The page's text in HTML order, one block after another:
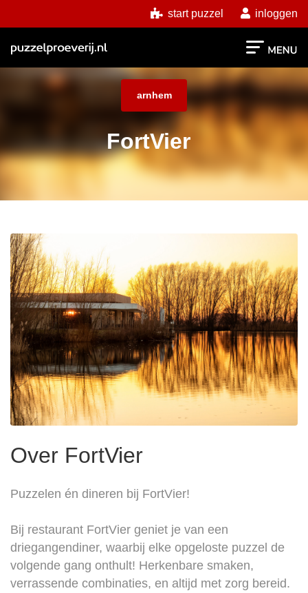
start puzzel inloggen
arnhem
FortVier
Over FortVier
Puzzelen én dineren bij FortVier!
Bij restaurant FortVier geniet je van een
driegangendiner, waarbij elke opgeloste puzzel de
volgende gang onthult! Herkenbare smaken,
verrassende combinaties, en altijd met zorg bereid.